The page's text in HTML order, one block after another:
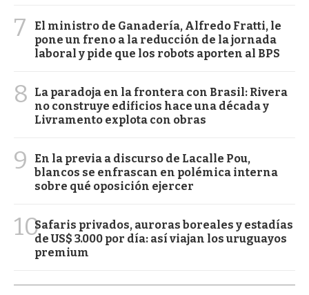
7
El ministro de Ganadería, Alfredo Fratti, le
pone un freno a la reducción de la jornada
laboral y pide que los robots aporten al BPS
8
La paradoja en la frontera con Brasil: Rivera
no construye edificios hace una década y
Livramento explota con obras
9
En la previa a discurso de Lacalle Pou,
blancos se enfrascan en polémica interna
sobre qué oposición ejercer
10Safaris privados, auroras boreales y estadías
de US$ 3.000 por día: así viajan los uruguayos
premium